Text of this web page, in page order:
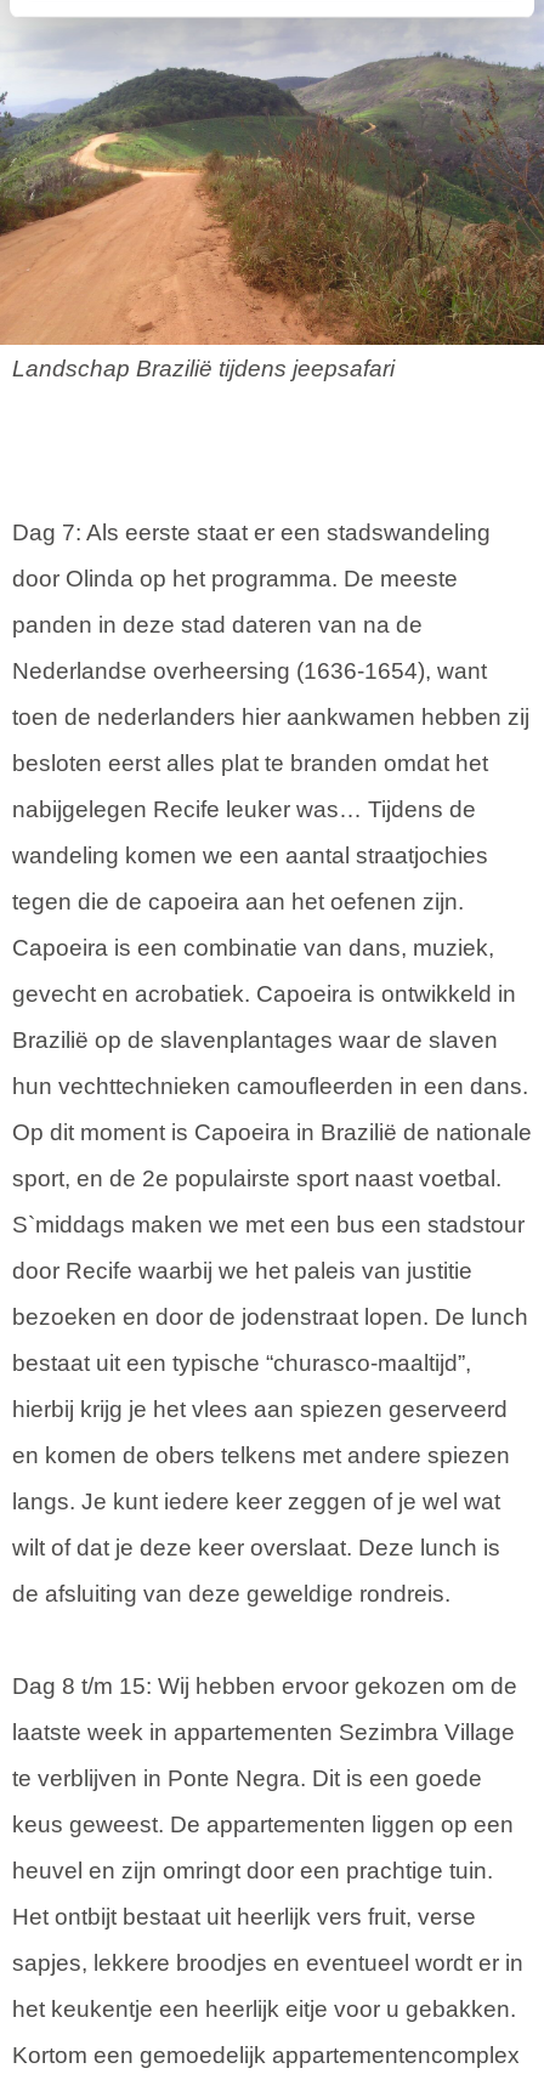
Landschap Brazilië tijdens jeepsafari
Dag 7: Als eerste staat er een stadswandeling
door Olinda op het programma. De meeste
panden in deze stad dateren van na de
Nederlandse overheersing (1636-1654), want
toen de nederlanders hier aankwamen hebben zij
besloten eerst alles plat te branden omdat het
nabijgelegen Recife leuker was… Tijdens de
wandeling komen we een aantal straatjochies
tegen die de capoeira aan het oefenen zijn.
Capoeira is een combinatie van dans, muziek,
gevecht en acrobatiek. Capoeira is ontwikkeld in
Brazilië op de slavenplantages waar de slaven
hun vechttechnieken camoufleerden in een dans.
Op dit moment is Capoeira in Brazilië de nationale
sport, en de 2e populairste sport naast voetbal.
S`middags maken we met een bus een stadstour
door Recife waarbij we het paleis van justitie
bezoeken en door de jodenstraat lopen. De lunch
bestaat uit een typische “churasco-maaltijd”,
hierbij krijg je het vlees aan spiezen geserveerd
en komen de obers telkens met andere spiezen
langs. Je kunt iedere keer zeggen of je wel wat
wilt of dat je deze keer overslaat. Deze lunch is
de afsluiting van deze geweldige rondreis.
Dag 8 t/m 15: Wij hebben ervoor gekozen om de
laatste week in appartementen Sezimbra Village
te verblijven in Ponte Negra. Dit is een goede
keus geweest. De appartementen liggen op een
heuvel en zijn omringt door een prachtige tuin.
Het ontbijt bestaat uit heerlijk vers fruit, verse
sapjes, lekkere broodjes en eventueel wordt er in
het keukentje een heerlijk eitje voor u gebakken.
Kortom een gemoedelijk appartementencomplex